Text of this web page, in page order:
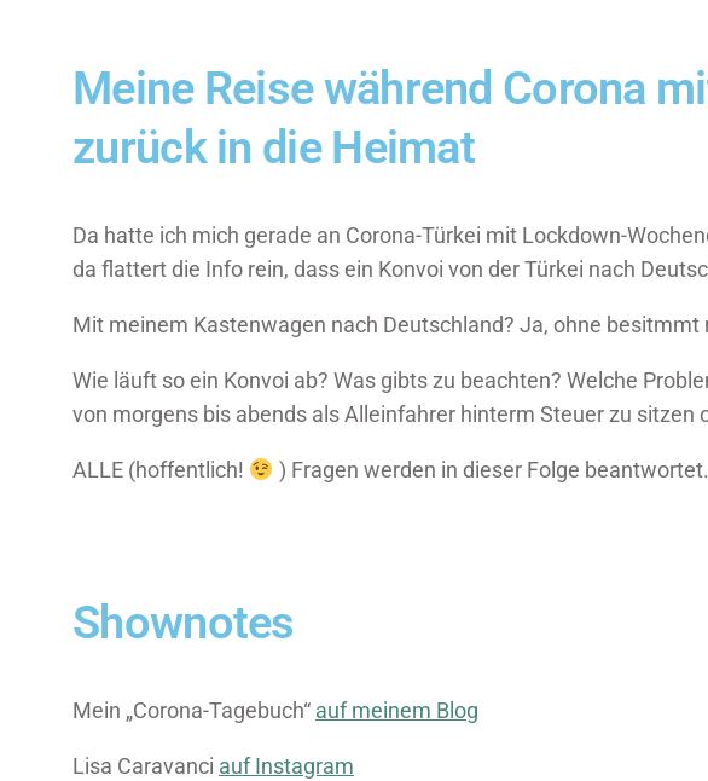
Meine Reise während Corona
zurück in die Heimat
Da hatte ich mich gerade an Corona-Türkei mit Lockdown-
da flattert die Info rein, dass ein Konvoi von der Türkei nach
Mit meinem Kastenwagen nach Deutschland? Ja, ohne besitmmt
Wie läuft so ein Konvoi ab? Was gibts zu beachten? Welche
von morgens bis abends als Alleinfahrer hinterm Steuer zu sitzen
ALLE (hoffentlich! ) Fragen werden in dieser Folge beantwortet.
Shownotes
Mein „Corona-Tagebuch“ auf meinem Blog
Lisa Caravanci auf Instagram